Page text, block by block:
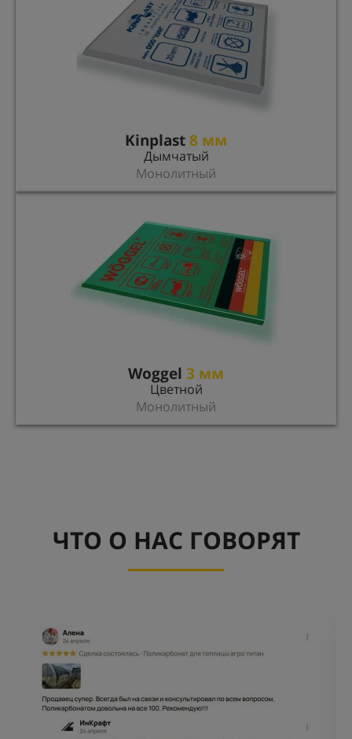
Kinplast8 мм
Дымчатый
Монолитный
Woggel 3 мм
Цветной
Монолитный
ЧТО О НАС ГОВОРЯТ